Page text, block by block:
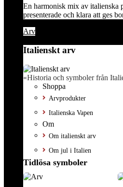
En harmonisk mix av
presenterade och klara att ges
Arv
Italienskt arv
«Historia och symboler från
Shoppa
Arvprodukter
Italienska Vapen
Om
Om italienskt arv
Om jul i Italien
Tidlösa symboler